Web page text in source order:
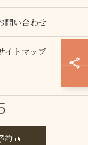
約
問い合わせ
イトマップ